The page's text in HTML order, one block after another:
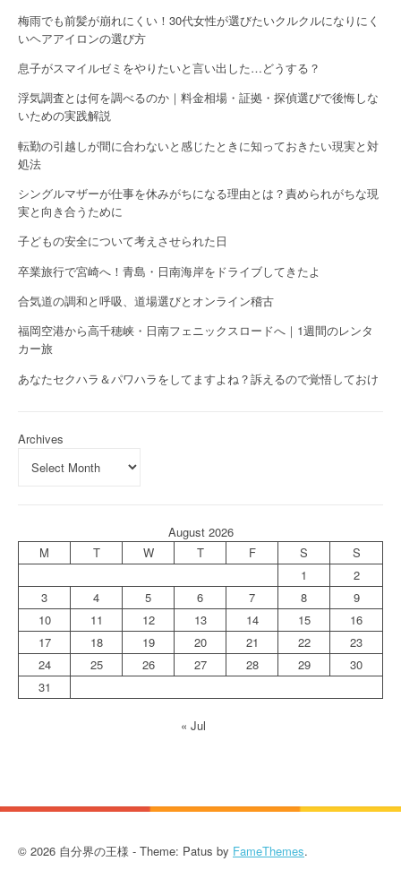
梅雨でも前髪が崩れにくい！30代女性が選びたいクルクルになりにく
いヘアアイロンの選び方
息子がスマイルゼミをやりたいと言い出した…どうする？
浮気調査とは何を調べるのか｜料金相場・証拠・探偵選びで後悔しな
いための実践解説
転勤の引越しが間に合わないと感じたときに知っておきたい現実と対
処法
シングルマザーが仕事を休みがちになる理由とは？責められがちな現
実と向き合うために
子どもの安全について考えさせられた日
卒業旅行で宮崎へ！青島・日南海岸をドライブしてきたよ
合気道の調和と呼吸、道場選びとオンライン稽古
福岡空港から高千穂峡・日南フェニックスロードへ｜1週間のレンタ
カー旅
あなたセクハラ＆パワハラをしてますよね？訴えるので覚悟しておけ
Archives
August 2026
M
T W T F S
S
1
2
3
4 5 6 7 8
9
10
11 12 13 14 15
16
17
18 19 20 21 22
23
24
25 26 27 28 29
30
31
« Jul
© 2026 自分界の王様 - Theme: Patus by FameThemes.